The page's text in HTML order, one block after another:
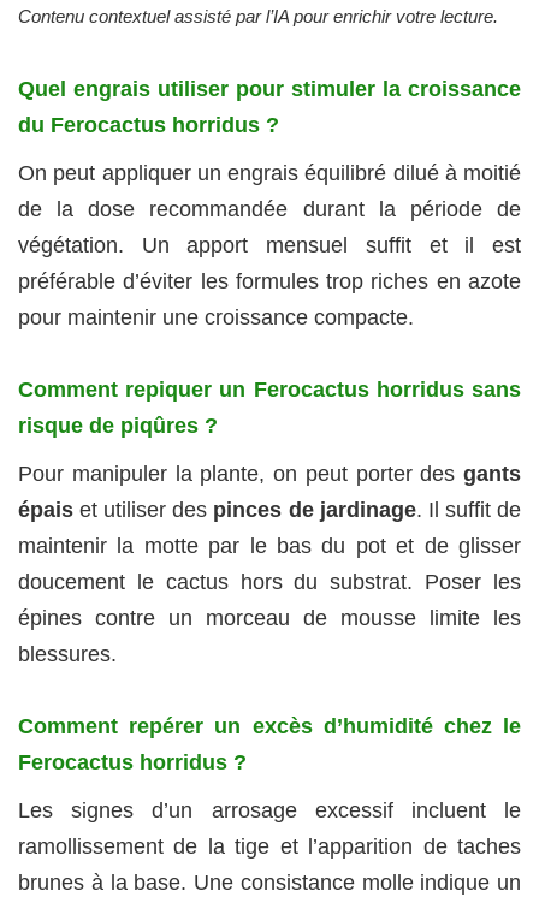
Contenu contextuel assisté par l’IA pour enrichir votre lecture.
Quel engrais utiliser pour stimuler la croissance
du Ferocactus horridus ?
On peut appliquer un engrais équilibré dilué à moitié
de la dose recommandée durant la période de
végétation. Un apport mensuel suffit et il est
préférable d’éviter les formules trop riches en azote
pour maintenir une croissance compacte.
Comment repiquer un Ferocactus horridus sans
risque de piqûres ?
Pour manipuler la plante, on peut porter des gants
épais et utiliser des pinces de jardinage. Il suffit de
maintenir la motte par le bas du pot et de glisser
doucement le cactus hors du substrat. Poser les
épines contre un morceau de mousse limite les
blessures.
Comment repérer un excès d’humidité chez le
Ferocactus horridus ?
Les signes d’un arrosage excessif incluent le
ramollissement de la tige et l’apparition de taches
brunes à la base. Une consistance molle indique un